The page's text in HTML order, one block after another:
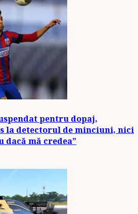
pentru dopaj,
la detectorul de minciuni, nici
dacă mă credea”